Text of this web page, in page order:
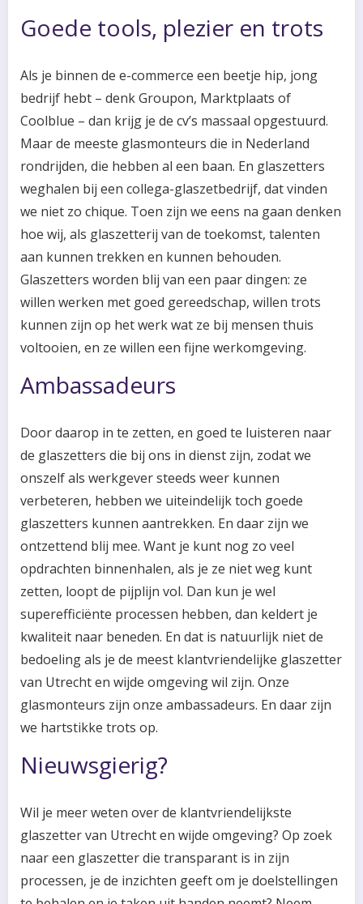
Goede tools, plezier en trots
Als je binnen de e-commerce een beetje hip, jong
bedrijf hebt – denk Groupon, Marktplaats of
Coolblue – dan krijg je de cv’s massaal opgestuurd.
Maar de meeste glasmonteurs die in Nederland
rondrijden, die hebben al een baan. En glaszetters
weghalen bij een collega-glaszetbedrijf, dat vinden
we niet zo chique. Toen zijn we eens na gaan denken
hoe wij, als glaszetterij van de toekomst, talenten
aan kunnen trekken en kunnen behouden.
Glaszetters worden blij van een paar dingen: ze
willen werken met goed gereedschap, willen trots
kunnen zijn op het werk wat ze bij mensen thuis
voltooien, en ze willen een fijne werkomgeving.
Ambassadeurs
Door daarop in te zetten, en goed te luisteren naar
de glaszetters die bij ons in dienst zijn, zodat we
onszelf als werkgever steeds weer kunnen
verbeteren, hebben we uiteindelijk toch goede
glaszetters kunnen aantrekken. En daar zijn we
ontzettend blij mee. Want je kunt nog zo veel
opdrachten binnenhalen, als je ze niet weg kunt
zetten, loopt de pijplijn vol. Dan kun je wel
superefficiënte processen hebben, dan keldert je
kwaliteit naar beneden. En dat is natuurlijk niet de
bedoeling als je de meest klantvriendelijke glaszetter
van Utrecht en wijde omgeving wil zijn. Onze
glasmonteurs zijn onze ambassadeurs. En daar zijn
we hartstikke trots op.
Nieuwsgierig?
Wil je meer weten over de klantvriendelijkste
glaszetter van Utrecht en wijde omgeving? Op zoek
naar een glaszetter die transparant is in zijn
processen, je de inzichten geeft om je doelstellingen